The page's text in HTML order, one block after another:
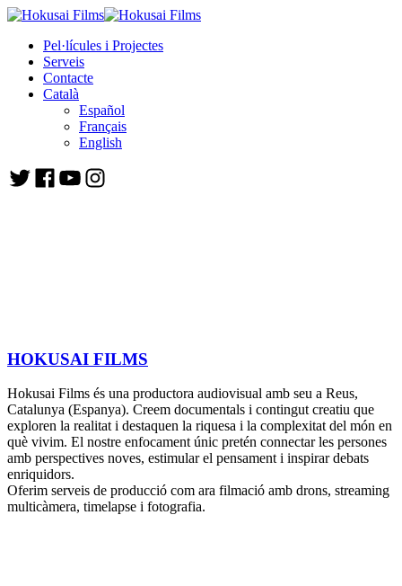
Pel·lícules i Projectes
Serveis
Contacte
Català
Español
Français
English
HOKUSAI FILMS
Hokusai Films és una productora audiovisual amb seu a Reus,
Catalunya (Espanya). Creem documentals i contingut creatiu que
exploren la realitat i destaquen la riquesa i la complexitat del món en
què vivim. El nostre enfocament únic pretén connectar les persones
amb perspectives noves, estimular el pensament i inspirar debats
enriquidors.
Oferim serveis de producció com ara filmació amb drons, streaming
multicàmera, timelapse i fotografia.